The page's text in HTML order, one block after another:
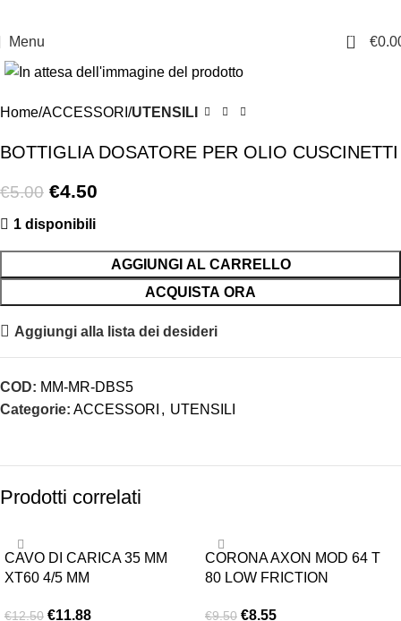
Menu 0 €
Home ACCESSORI UTENSILI
BOTTIGLIA DOSATORE PER OLIO CUSCINETTI
€5.00 €4.50
1 disponibili
AGGIUNGI AL CARRELLO
ACQUISTA ORA
Aggiungi alla lista dei desideri
COD: MM-MR-DBS5
Categorie: ACCESSORI , UTENSILI
Prodotti correlati
-5%
ESAURITO
CAVO DI CARICA 35 MM
XT60 4/5 MM
€12.50 €11.88
-10%
ESAURITO
CORONA AXON MOD 64 T
80 LOW FRICTION
€9.50 €8.55